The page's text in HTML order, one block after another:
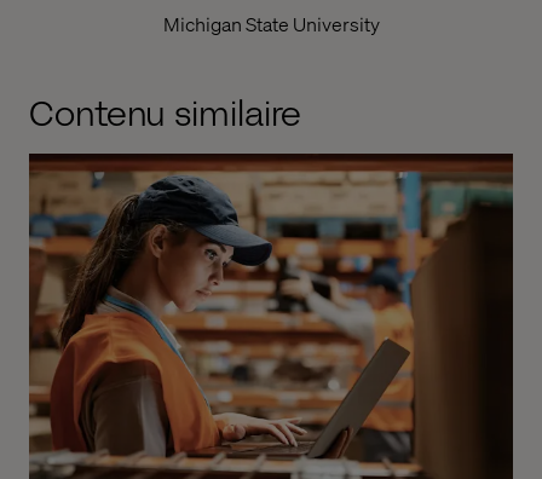
Michigan State University
Contenu similaire